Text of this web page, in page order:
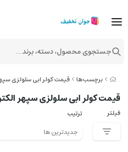
برچسب‌ها قیمت کولر ابی سلولزی سپهر
قیمت کولر ابی سلولزی سپهر الکتریک
فیلتر ترتیب
جستجوی محصول، دسته، برند...